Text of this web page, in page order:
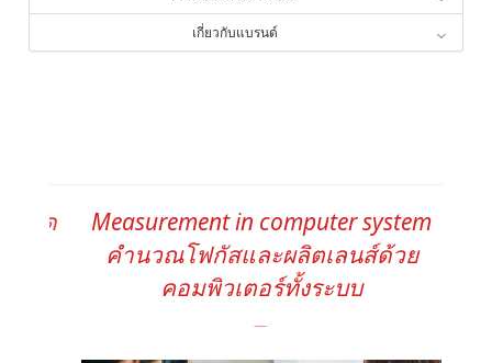
เกี่ยวกับแบรนด์
Measurement in computer system
คำนวณโฟกัสและผลิตเลนส์ด้วย
คอมพิวเตอร์ทั้งระบบ